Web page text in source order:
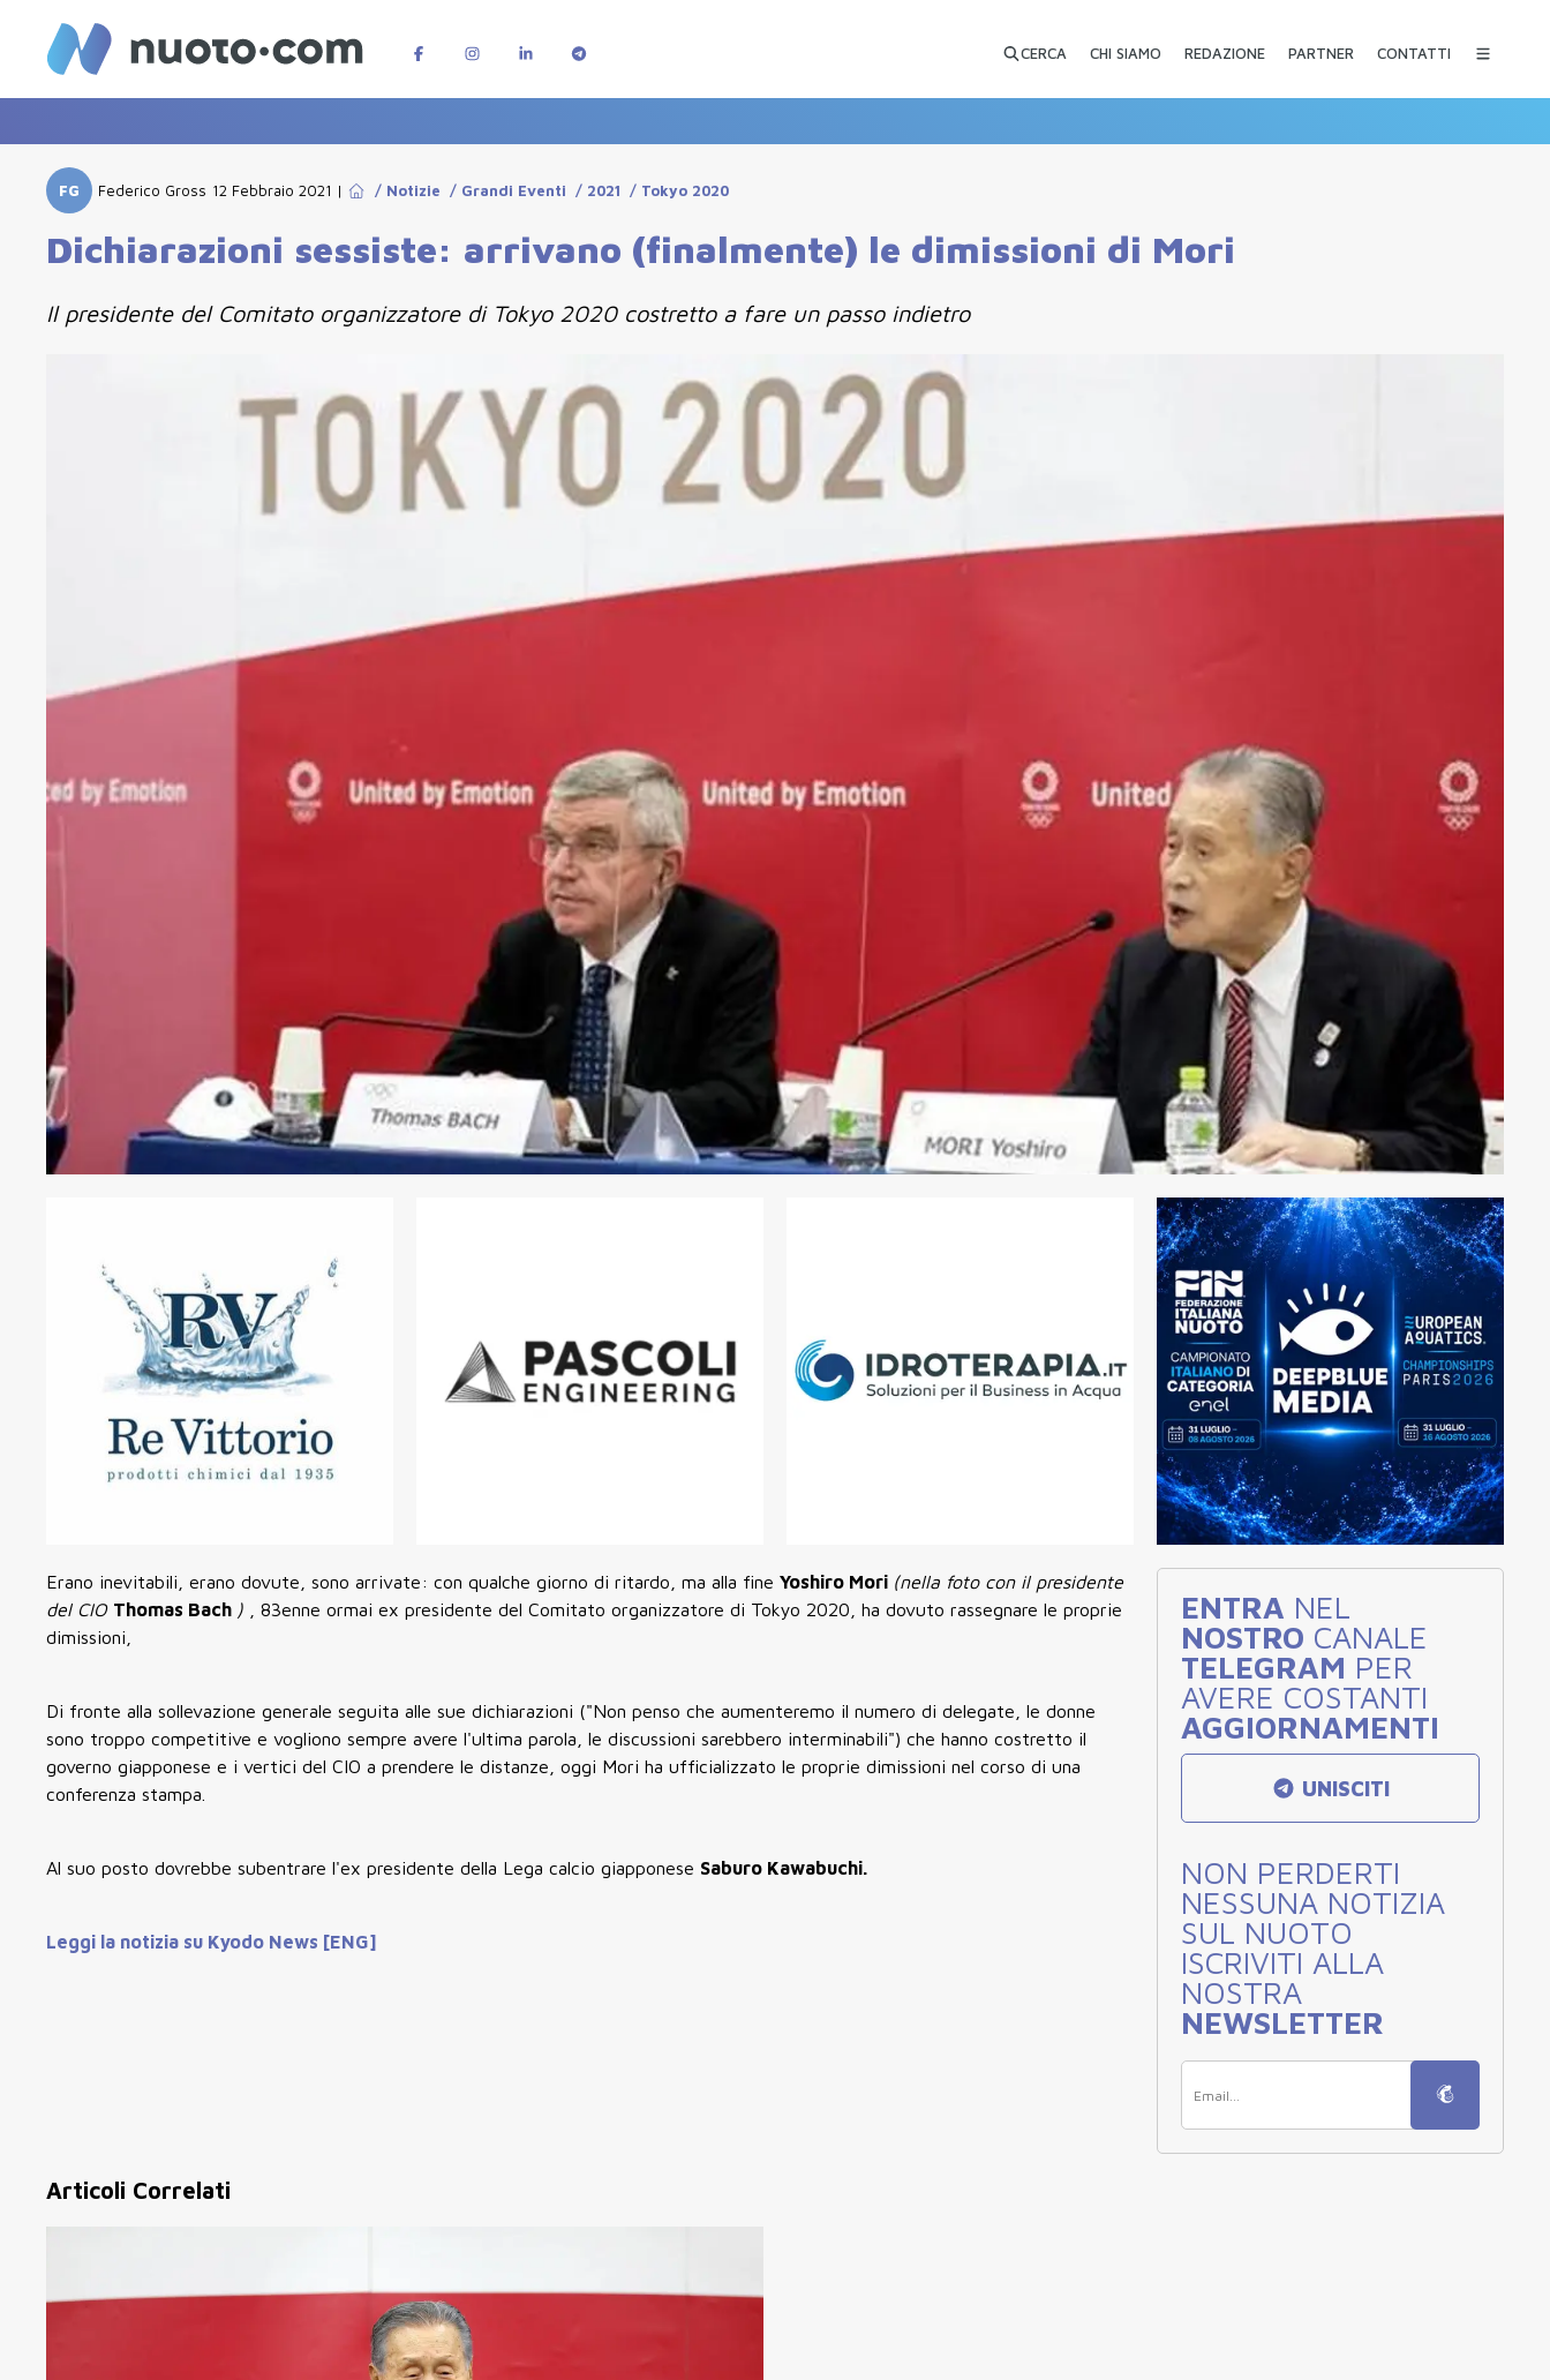
CERCA CHI SIAMO REDAZIONE PARTNER CONTATTI
FG Federico Gross 12 Febbraio 2021 | / Notizie / Grandi Eventi / 2021 / Tokyo 2020
Dichiarazioni sessiste: arrivano (finalmente) le dimissioni di Mori
Il presidente del Comitato organizzatore di Tokyo 2020 costretto a fare un passo indietro
Erano inevitabili, erano dovute, sono arrivate: con qualche giorno di ritardo, ma alla fine Yoshiro Mori (nella foto con il presidente
del CIO Thomas Bach )
, 83enne ormai ex presidente del Comitato organizzatore di Tokyo 2020, ha dovuto rassegnare le proprie
dimissioni,
Di fronte alla sollevazione generale seguita alle sue dichiarazioni ("Non penso che aumenteremo il numero di delegate, le donne
sono troppo competitive e vogliono sempre avere l'ultima parola, le discussioni sarebbero interminabili") che hanno costretto il
governo giapponese e i vertici del CIO a prendere le distanze, oggi Mori ha ufficializzato le proprie dimissioni nel corso di una
conferenza stampa.
Al suo posto dovrebbe subentrare l'ex presidente della Lega calcio giapponese Saburo Kawabuchi.
Leggi la notizia su Kyodo News [ENG]
ENTRA NEL
NOSTRO CANALE
TELEGRAM PER
AVERE COSTANTI
AGGIORNAMENTI
UNISCITI
NON PERDERTI
NESSUNA NOTIZIA
SUL NUOTO
ISCRIVITI ALLA
NOSTRA
NEWSLETTER
Articoli Correlati